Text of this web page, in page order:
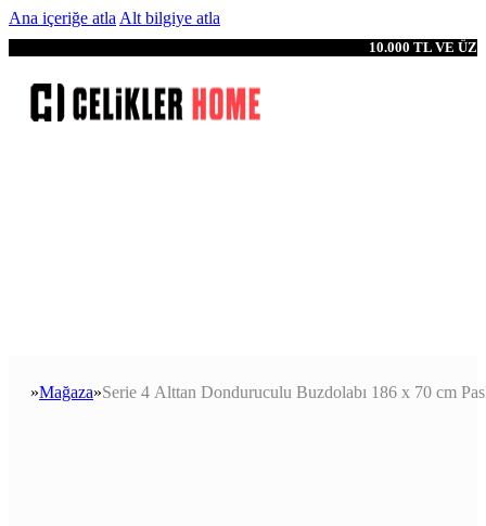
Ana içeriğe atla Alt bilgiye atla
10.000 TL VE
Anasayfa
Mağaza Serie 4 Alttan Donduruculu Buzdolabı 186 x 70 cm